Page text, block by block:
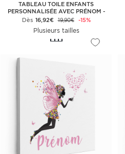
TABLEAU TOILE ENFANTS
PERSONNALISÉE AVEC PRÉNOM -
LION
Dès 16,92€ 19,90€ -15%
Plusieurs tailles